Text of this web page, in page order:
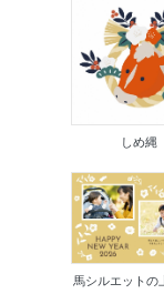
しめ縄
馬シルエットの